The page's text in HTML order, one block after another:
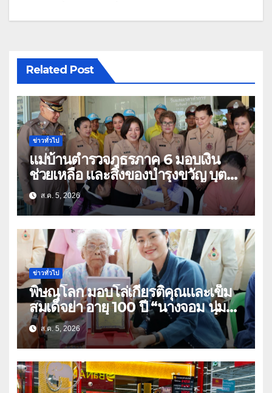
Related Post
ข่าวทั่วไป
แม่บ้านตำรวจภูธรภาค 6 มอบเงิน
ช่วยเหลือ และสิ่งของบำรุงขวัญ บุตร-
ธิดา ข้าราชการตำรวจจังหวัด
อุทัยธานี
ส.ค. 5, 2026
ข่าวทั่วไป
พิษณุโลก มอบโล่เกียรติคุณและเข็ม
สมเด็จย่า อายุ 100 ปี “นางจอม นุ่ม
เนตร” ตำบลบ้านกร่าง อำเภอเมือง
ส.ค. 5, 2026